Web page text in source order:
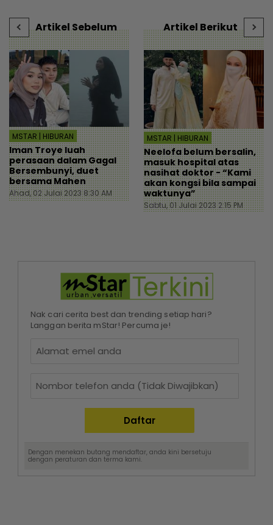
Artikel Sebelum
MSTAR | HIBURAN
Iman Troye luah
perasaan dalam Gagal
Bersembunyi, duet
bersama Mahen
Ahad, 02 Julai 2023 8:30 AM
Artikel Berikut
MSTAR | HIBURAN
Neelofa belum bersalin,
masuk hospital atas
nasihat doktor - “Kami
akan kongsi bila sampai
waktunya”
Sabtu, 01 Julai 2023 2:15 PM
Nak cari cerita best dan trending setiap hari?
Langgan berita mStar! Percuma je!
Dengan menekan butang mendaftar, anda kini bersetuju
dengan peraturan dan terma kami.